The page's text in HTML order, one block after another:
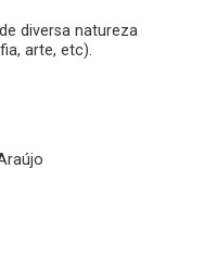
diversa natureza
arte, etc).